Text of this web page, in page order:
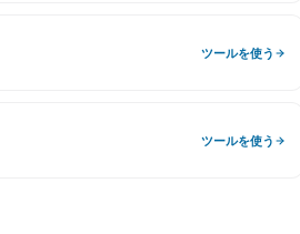
ツールを使う
ツールを使う